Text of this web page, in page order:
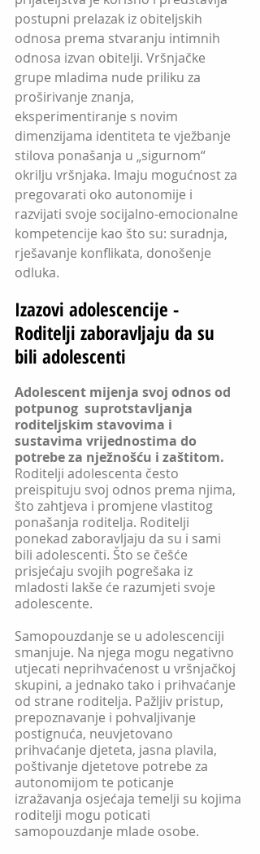
postupni prelazak iz obiteljskih
odnosa prema stvaranju intimnih
odnosa izvan obitelji. Vršnjačke
grupe mladima nude priliku za
proširivanje znanja,
eksperimentiranje s novim
dimenzijama identiteta te vježbanje
stilova ponašanja u „sigurnom“
okrilju vršnjaka. Imaju mogućnost za
pregovarati oko autonomije i
razvijati svoje socijalno-emocionalne
kompetencije kao što su: suradnja,
rješavanje konflikata, donošenje
odluka.
Izazovi adolescencije -
Roditelji zaboravljaju da su
bili adolescenti
Adolescent mijenja svoj odnos od
potpunog  suprotstavljanja
roditeljskim stavovima i
sustavima vrijednostima do
potrebe za nježnošću i zaštitom.
Roditelji adolescenta često
preispituju svoj odnos prema njima,
što zahtjeva i promjene vlastitog
ponašanja roditelja. Roditelji
ponekad zaboravljaju da su i sami
bili adolescenti. Što se češće
prisjećaju svojih pogrešaka iz
mladosti lakše će razumjeti svoje
adolescente.
Samopouzdanje se u adolescenciji
smanjuje. Na njega mogu negativno
utjecati neprihvaćenost u vršnjačkoj
skupini, a jednako tako i prihvaćanje
od strane roditelja. Pažljiv pristup,
prepoznavanje i pohvaljivanje
postignuća, neuvjetovano
prihvaćanje djeteta, jasna plavila,
poštivanje djetetove potrebe za
autonomijom te poticanje
izražavanja osjećaja temelji su kojima
roditelji mogu poticati
samopouzdanje mlade osobe.